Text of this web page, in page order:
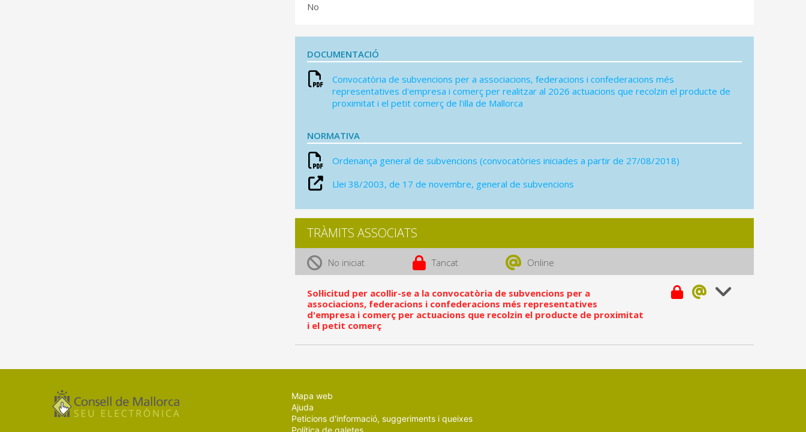
No
DOCUMENTACIÓ
Convocatòria de subvencions per a associacions, federacions i confederacions més
representatives d'empresa i comerç per realitzar al 2026 actuacions que recolzin el producte de
proximitat i el petit comerç de l'illa de Mallorca
NORMATIVA
Ordenança general de subvencions (convocatòries iniciades a partir de 27/08/2018)
Llei 38/2003, de 17 de novembre, general de subvencions
TRÀMITS ASSOCIATS
No iniciat Tancat Online
Sol·licitud per acollir-se a la convocatòria de subvencions per a
associacions, federacions i confederacions més representatives
d'empresa i comerç per actuacions que recolzin el producte de proximitat
i el petit comerç
Mapa web
Ajuda
Peticions d'informació, suggeriments i queixes
Política de galetes